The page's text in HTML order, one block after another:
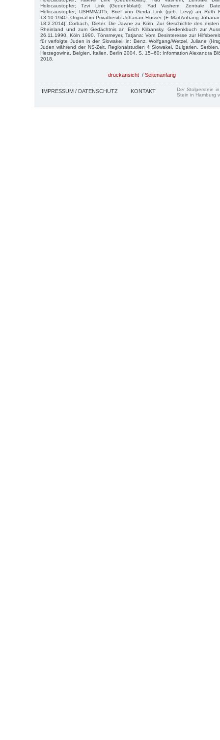
Holocaustopfer; Tzvi Link (Gedenkblatt): Yad Vashem, Zentrale
Holocaustopfer; USHMM/JT5; Brief von Gerda Link (geb. Levy) an Ruth
13.10.1940. Original im Privatbesitz Johanan Flusser. [E-Mail Anhang
18.2.2014]. Corbach, Dieter: Die Jawne zu Köln. Zur Geschichte des ersten
Rheinland und zum Gedächtnis an Erich Klibansky. Gedenkbuch zur
26.11.1990, Köln 1990. Tönsmeyer, Tatjana: Vom Desinteresse zur
für verfolgte Juden in der Slowakei, in: Benz, Wolfgang/Wetzel, Juliane
Juden während der NS-Zeit, Regionalstudien 4 Slowakei, Bulgarien,
Herzegowina, Belgien, Italien, Berlin 2004, S. 15–60; Information Alexandra
2018.
druckansicht / Seitenanfang
IMPRESSUM / DATENSCHUTZ KONTAKT
Der Stolperstein
Stein in Hamburg